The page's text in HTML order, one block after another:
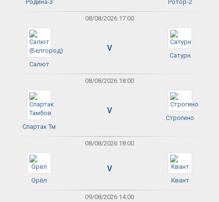
Родина-3 Ротор-2
08/08/2026 17:00
Салют
V
Сатурн
08/08/2026 18:00
Спартак Тм
V
Строгино
08/08/2026 18:00
Орёл
V
Квант
09/08/2026 14:00